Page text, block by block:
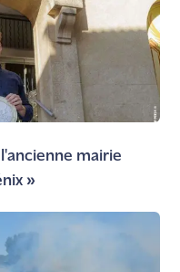
mairie
»